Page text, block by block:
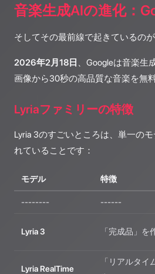
音楽生成AIの進化：
そしてその最前線で起きているの
2026年2月18日 、Googleは音楽生
画像から30秒の高品質な音楽を無
Lyriaファミリーの特徴
Lyria 3のすごいところは、単一の
れていることです：
モデル 特徴
-------- ------
Lyria 3 「完成品」を
Lyria RealTime
「リアルタ